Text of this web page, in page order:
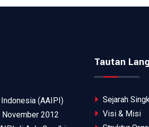
(AAIPI)
2012
Tautan
Sejarah
Visi & Misi